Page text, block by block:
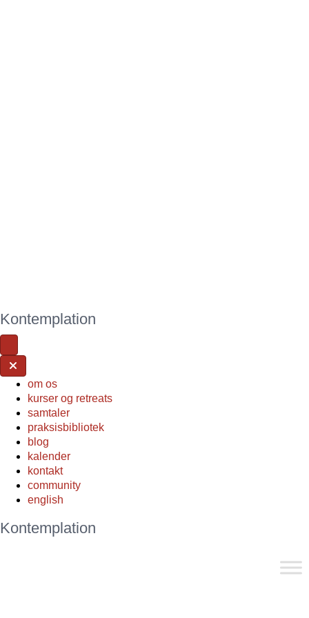
Kontemplation
om os
kurser og retreats
samtaler
praksisbibliotek
blog
kalender
kontakt
community
english
Kontemplation